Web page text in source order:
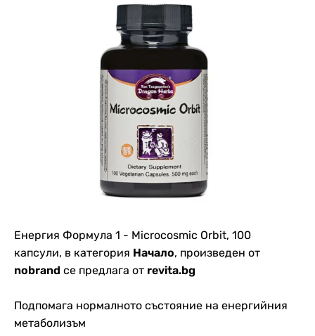
Енергия Формула 1 - Microcosmic Orbit, 100
капсули, в категория Начало, произведен от
nobrand се предлага от revita.bg
Подпомага нормалното състояние на енергийния
метаболизъм